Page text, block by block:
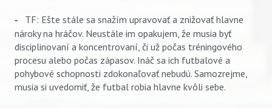
- TF: Ešte stále sa snažím upravovať a znižovať hlavne
nároky na hráčov. Neustále im opakujem, že musia byť
disciplinovaní a koncentrovaní, či už počas tréningového
procesu alebo počas zápasov. Ináč sa ich futbalové a
pohybové schopnosti zdokonaľovať nebudú. Samozrejme,
musia si uvedomiť, že futbal robia hlavne kvôli sebe.